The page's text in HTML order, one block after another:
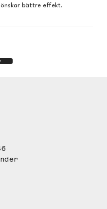
önskar bättre effekt.